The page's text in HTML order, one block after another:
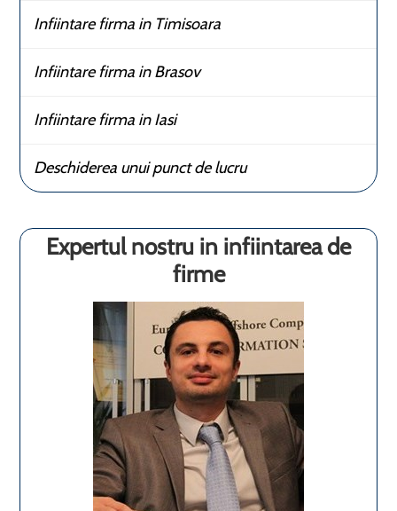
Infiintare firma in Timisoara
Infiintare firma in Brasov
Infiintare firma in Iasi
Deschiderea unui punct de lucru
Expertul nostru in infiintarea de
firme